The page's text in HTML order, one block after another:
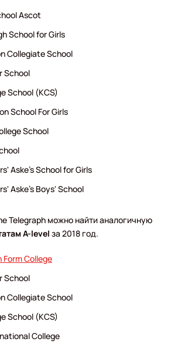
Ascot
School for Girls
Collegiate School
School
School (KCS)
School For Girls
School
Aske's School for Girls
Aske's Boys' School
Telegraph можно найти аналогичную
A-level за 2018 год.
College
School
Collegiate School
School (KCS)
College